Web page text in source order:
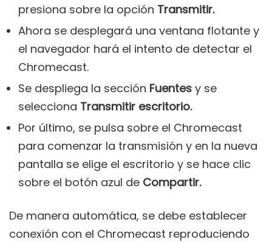
presiona sobre la opción Transmitir.
Ahora se desplegará una ventana flotante y
el navegador hará el intento de detectar el
Chromecast.
Se despliega la sección Fuentes y se
selecciona Transmitir escritorio.
Por último, se pulsa sobre el Chromecast
para comenzar la transmisión y en la nueva
pantalla se elige el escritorio y se hace clic
sobre el botón azul de Compartir.
De manera automática, se debe establecer
conexión con el Chromecast reproduciendo